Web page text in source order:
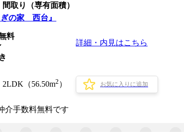
間取り（専有面積）
の家 西台』
料
詳細・内見はこちら
2LDK（56.50m2 ） お気に入りに追加
介手数料無料です